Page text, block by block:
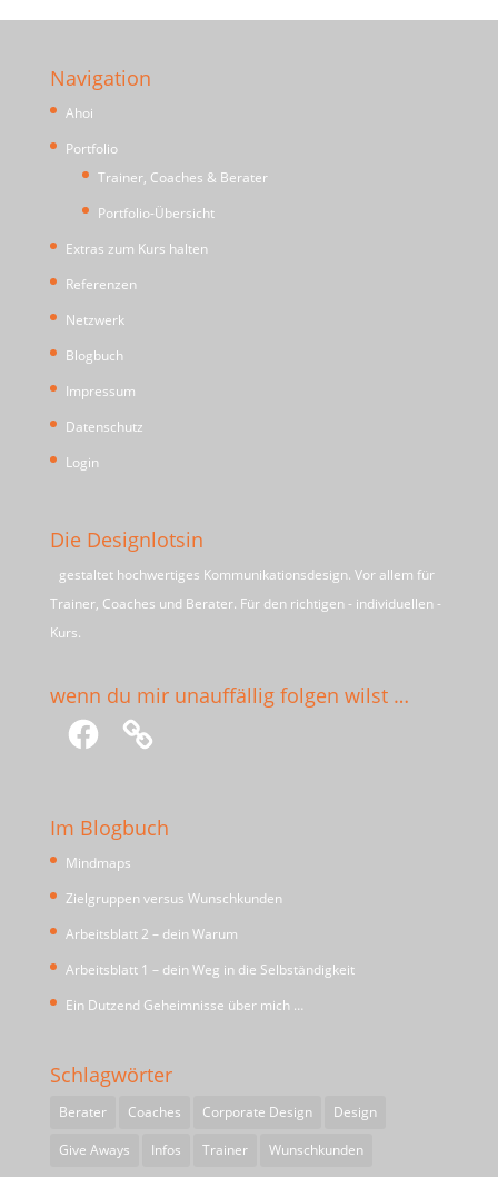
Navigation
Ahoi
Portfolio
Trainer, Coaches & Berater
Portfolio-Übersicht
Extras zum Kurs halten
Referenzen
Netzwerk
Blogbuch
Impressum
Datenschutz
Login
Die Designlotsin
gestaltet hochwertiges Kommunikationsdesign. Vor allem für
Trainer, Coaches und Berater. Für den richtigen - individuellen -
Kurs.
wenn du mir unauffällig folgen wilst …
Facebook
Im Blogbuch
Mindmaps
Zielgruppen versus Wunschkunden
Arbeitsblatt 2 – dein Warum
Arbeitsblatt 1 – dein Weg in die Selbständigkeit
Ein Dutzend Geheimnisse über mich …
Schlagwörter
Berater Coaches Corporate Design
Design
Give Aways
Infos Trainer Wunschkunden